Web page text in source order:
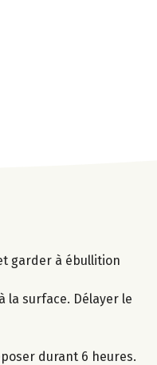
garder à ébullition
la surface. Délayer le
durant 6 heures.